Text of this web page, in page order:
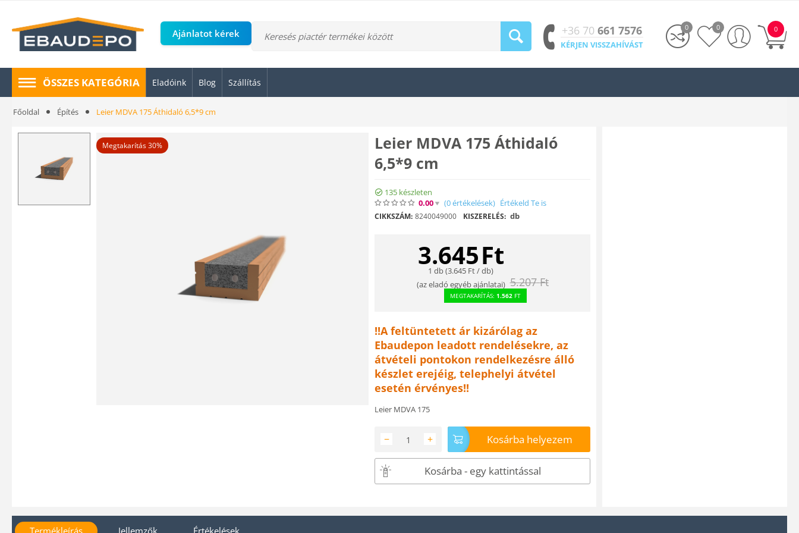
Ajánlatot kérek +36 70661 7576
KÉRJEN VISSZAHÍVÁST
0
0 0
ÖSSZES KATEGÓRIA Eladóink Blog Szállítás
Főoldal Építés Leier MDVA 175 Áthidaló 6,5*9 cm
Megtakarítás 30%
Leier MDVA 175 Áthidaló
6,5*9 cm
135 készleten
0.00
(0értékelések) Értékeld Te is
CIKKSZÁM: 8240049000 KISZERELÉS: db
3.645Ft
1 db (3.645 Ft/ db)
(az eladó egyéb ajánlatai) 5.207 Ft
MEGTAKARÍTÁS: 1.562 FT
!!A feltüntetett ár kizárólag az
Ebaudepon leadott rendelésekre, az
átvételi pontokon rendelkezésre álló
készlet erejéig, telephelyi átvétel
esetén érvényes!!
Leier MDVA 175
+
− Kosárba helyezem
Kosárba - egy kattintással
Termékleírás Jellemzők Értékelések